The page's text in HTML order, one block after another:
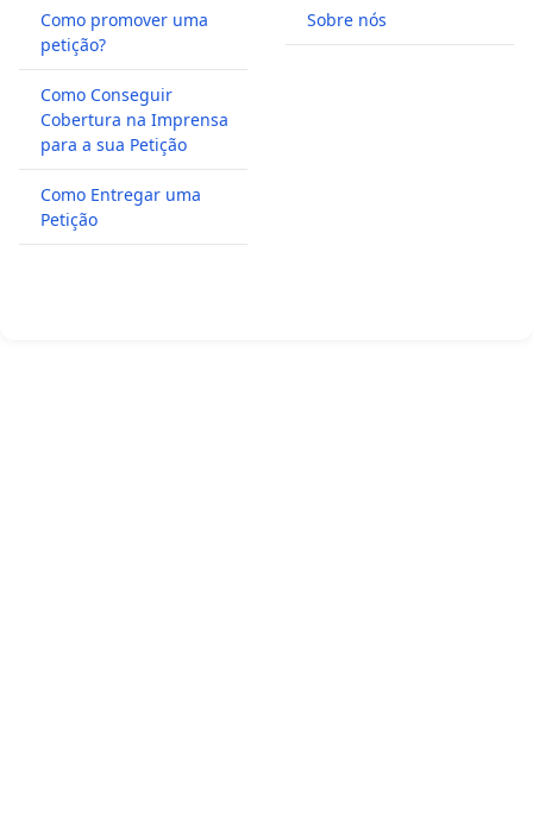
Como promover uma
petição?
Como Conseguir
Cobertura na Imprensa
para a sua Petição
Como Entregar uma
Petição
Sobre nós